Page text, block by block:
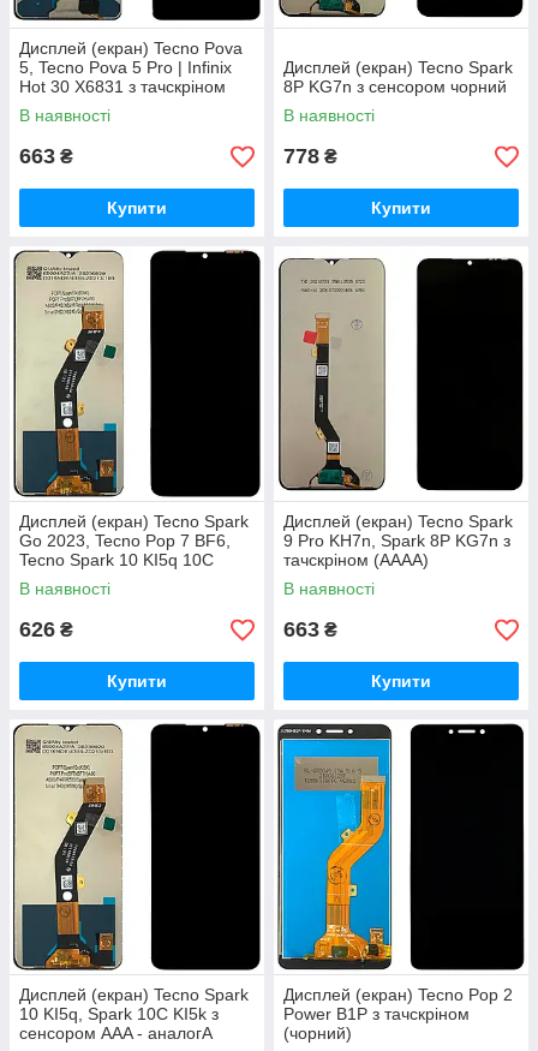
Дисплей (екран) Tecno Pova
5, Tecno Pova 5 Pro | Infinix
Hot 30 X6831 з тачскріном
(AAAA)
В наявності
663 ₴
Купити
Дисплей (екран) Tecno Spark
8P KG7n з сенсором чорний
В наявності
778 ₴
Купити
Дисплей (екран) Tecno Spark
Go 2023, Tecno Pop 7 BF6,
Tecno Spark 10 KI5q 10C
KI5k, Infinix Smart 7 з
тачскріном (FPC6605-5)
В наявності
626 ₴
Купити
Дисплей (екран) Tecno Spark
9 Pro KH7n, Spark 8P KG7n з
тачскріном (AAAA)
В наявності
663 ₴
Купити
Дисплей (екран) Tecno Spark
10 KI5q, Spark 10C KI5k з
сенсором AAA - аналогA
Дисплей (екран) Tecno Pop 2
Power B1P з тачскріном
(чорний)